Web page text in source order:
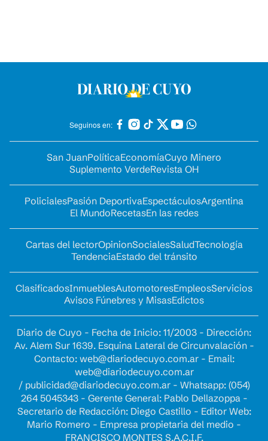
Seguinos en:
San JuanPolíticaEconomíaCuyo Minero
Suplemento VerdeRevista OH
PolicialesPasión DeportivaEspectáculosArgentina
El MundoRecetasEn las redes
Cartas del lectorOpinionSocialesSaludTecnología
TendenciaEstado del tránsito
ClasificadosInmueblesAutomotoresEmpleosServicios
Avisos Fúnebres y MisasEdictos
Diario de Cuyo - Fecha de Inicio: 11/2003 - Dirección:
Av. Alem Sur 1639. Esquina Lateral de Circunvalación -
Contacto: web@diariodecuyo.com.ar- Email:
web@diariodecuyo.com.ar
/ publicidad@diariodecuyo.com.ar- Whatsapp: (054)
264 5045343 - Gerente General: Pablo Dellazoppa -
Secretario de Redacción: Diego Castillo - Editor Web:
Mario Romero - Empresa propietaria del medio -
FRANCISCO MONTES S.A.C.I.F.